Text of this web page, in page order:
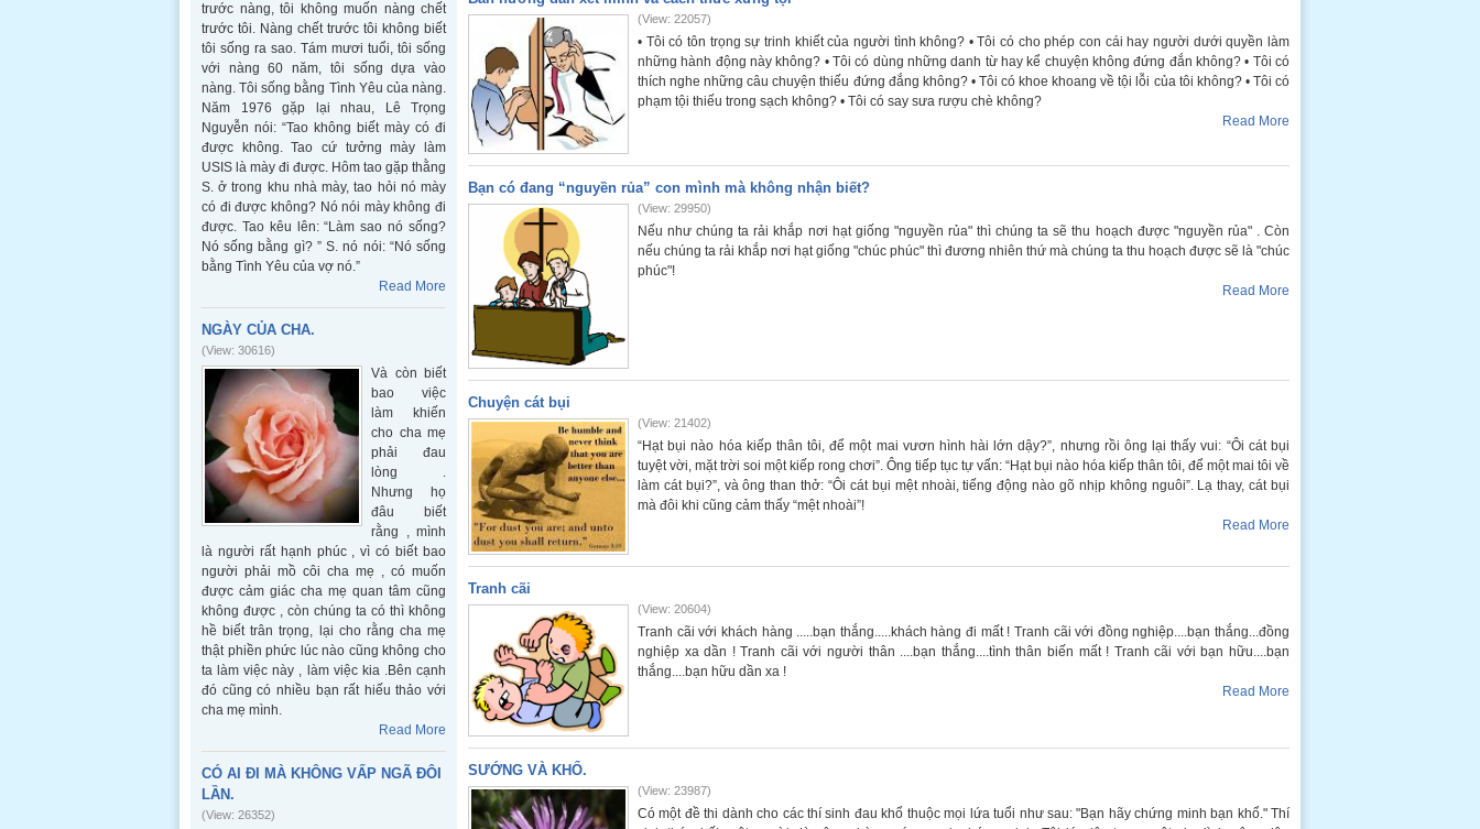
trước nàng, tôi không muốn nàng chết
trước tôi. Nàng chết trước tôi không biết
tôi sống ra sao. Tám mươi tuổi, tôi sống
với nàng 60 năm, tôi sống dựa vào
nàng. Tôi sống bằng Tình Yêu của nàng.
Năm 1976 gặp lại nhau, Lê Trọng
Nguyễn nói: “Tao không biết mày có đi
được không. Tao cứ tưởng mày làm
USIS là mày đi được. Hôm tao gặp thằng
S. ở trong khu nhà mày, tao hỏi nó mày
có đi được không? Nó nói mày không đi
được. Tao kêu lên: “Làm sao nó sống?
Nó sống bằng gì? ” S. nó nói: “Nó sống
bằng Tình Yêu của vợ nó.”
Read More
NGÀY CỦA CHA.
(View: 30616)
Và còn biết
bao việc
làm khiến
cho cha mẹ
phải đau
lòng .
Nhưng họ
đâu biết
rằng , mình
là người rất hạnh phúc , vì có biết bao
người phải mồ côi cha mẹ , có muốn
được cảm giác cha mẹ quan tâm cũng
không được , còn chúng ta có thì không
hề biết trân trọng, lại cho rằng cha mẹ
thật phiền phức lúc nào cũng không cho
ta làm việc này , làm việc kia .Bên cạnh
đó cũng có nhiều bạn rất hiếu thảo với
cha mẹ mình.
Read More
CÓ AI ĐI MÀ KHÔNG VẤP NGÃ ĐÔI
LẦN.
(View: 26352)
(View: 22057)
• Tôi có tôn trọng sự trinh khiết của người tình không? • Tôi có cho phép con cái hay người dưới quyền làm
những hành động này không? • Tôi có dùng những danh từ hay kể chuyện không đứng đắn không? • Tôi có
thích nghe những câu chuyện thiếu đứng đắng không? • Tôi có khoe khoang về tội lỗi của tôi không? • Tôi có
phạm tội thiếu trong sạch không? • Tôi có say sưa rượu chè không?
Read More
Bạn có đang “nguyền rủa” con mình mà không nhận biết?
(View: 29950)
Nếu như chúng ta rải khắp nơi hạt giống "nguyền rủa" thì chúng ta sẽ thu hoạch được "nguyền rủa" . Còn
nếu chúng ta rải khắp nơi hạt giống "chúc phúc" thì đương nhiên thứ mà chúng ta thu hoạch được sẽ là "chúc
phúc"!
Read More
Chuyện cát bụi
(View: 21402)
“Hạt bụi nào hóa kiếp thân tôi, để một mai vươn hình hài lớn dậy?”, nhưng rồi ông lại thấy vui: “Ôi cát bụi
tuyệt vời, mặt trời soi một kiếp rong chơi”. Ông tiếp tục tự vấn: “Hạt bụi nào hóa kiếp thân tôi, để một mai tôi về
làm cát bụi?”, và ông than thở: “Ôi cát bụi mệt nhoài, tiếng động nào gõ nhịp không nguôi”. Lạ thay, cát bụi
mà đôi khi cũng cảm thấy “mệt nhoài”!
Read More
Tranh cãi
(View: 20604)
Tranh cãi với khách hàng .....bạn thắng.....khách hàng đi mất ! Tranh cãi với đồng nghiệp....bạn thắng...đồng
nghiệp xa dần ! Tranh cãi với người thân ....bạn thắng....tình thân biến mất ! Tranh cãi với bạn hữu....bạn
thắng....bạn hữu dần xa !
Read More
SƯỚNG VÀ KHỔ.
(View: 23987)
Có một đề thi dành cho các thí sinh đau khổ thuộc mọi lứa tuổi như sau: "Bạn hãy chứng minh bạn khổ." Thí